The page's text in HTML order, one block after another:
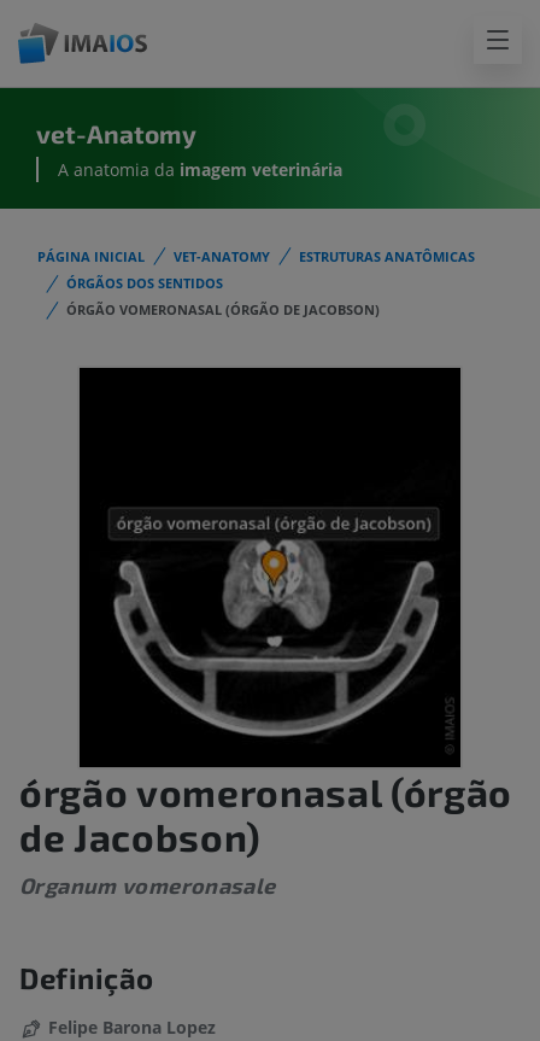
vet-Anatomy
A anatomia da imagem veterinária
PÁGINA INICIAL VET-ANATOMY
ESTRUTURAS ANATÔMICAS
ÓRGÃOS DOS SENTIDOS
ÓRGÃO VOMERONASAL (ÓRGÃO DE JACOBSON)
órgão vomeronasal (órgão
de Jacobson)
Organum vomeronasale
Definição
Felipe Barona Lopez